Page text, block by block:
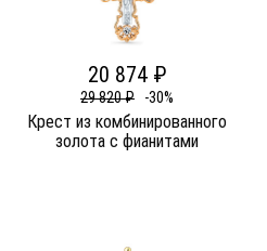
20 874 ₽
29 820 ₽ -30%
Крест из комбинированного
золота c фианитами